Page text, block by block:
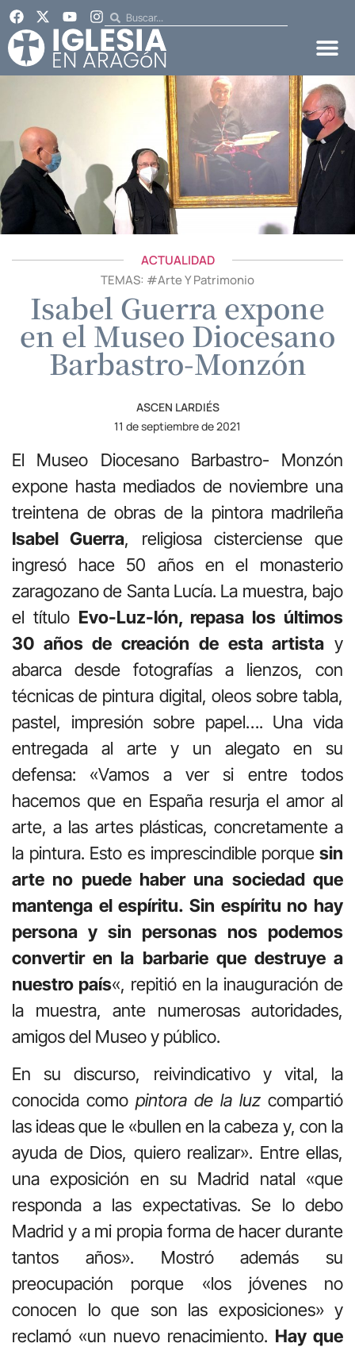
ACTUALIDAD
TEMAS: #Arte Y Patrimonio
Isabel Guerra expone
en el Museo Diocesano
Barbastro-Monzón
ASCEN LARDIÉS
11 de septiembre de 2021
El Museo Diocesano Barbastro- Monzón
expone hasta mediados de noviembre una
treintena de obras de la pintora madrileña
Isabel Guerra, religiosa cisterciense que
ingresó hace 50 años en el monasterio
zaragozano de Santa Lucía. La muestra, bajo
el título Evo-Luz-Ión, repasa los últimos
30 años de creación de esta artista y
abarca desde fotografías a lienzos, con
técnicas de pintura digital, oleos sobre tabla,
pastel, impresión sobre papel…. Una vida
entregada al arte y un alegato en su
defensa: «Vamos a ver si entre todos
hacemos que en España resurja el amor al
arte, a las artes plásticas, concretamente a
la pintura. Esto es imprescindible porque sin
arte no puede haber una sociedad que
mantenga el espíritu. Sin espíritu no hay
persona y sin personas nos podemos
convertir en la barbarie que destruye a
nuestro país«, repitió en la inauguración de
la muestra, ante numerosas autoridades,
amigos del Museo y público.
En su discurso, reivindicativo y vital, la
conocida como pintora de la luz compartió
las ideas que le «bullen en la cabeza y, con la
ayuda de Dios, quiero realizar». Entre ellas,
una exposición en su Madrid natal «que
responda a las expectativas. Se lo debo
Madrid y a mi propia forma de hacer durante
tantos años». Mostró además su
preocupación porque «los jóvenes no
conocen lo que son las exposiciones» y
reclamó «un nuevo renacimiento. Hay que